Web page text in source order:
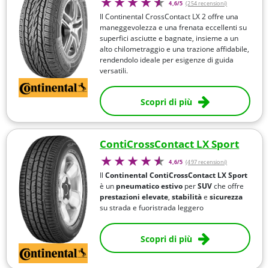
4,6/5 (254 recensioni)
Il Continental CrossContact LX 2 offre una
maneggevolezza e una frenata eccellenti su
superfici asciutte e bagnate, insieme a un
alto chilometraggio e una trazione affidabile,
rendendolo ideale per esigenze di guida
versatili.
Scopri di più
ContiCrossContact LX Sport
4,6/5 (497 recensioni)
IlContinental ContiCrossContact LX Sport
è un pneumatico estivo perSUVche offre
prestazioni elevate,stabilitàesicurezza
su strada e fuoristrada leggero
Scopri di più